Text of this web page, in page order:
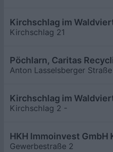
Kirchschlag im
Kirchschlag 21
Pöchlarn, Caritas
Anton Lasselsberger
Kirchschlag im
Kirchschlag 2 -
HKH Immoinvest GmbH
Gewerbestraße 2